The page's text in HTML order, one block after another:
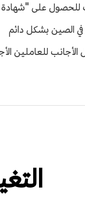
على "شهادة
في الصين بشكل دائم
للعاملين